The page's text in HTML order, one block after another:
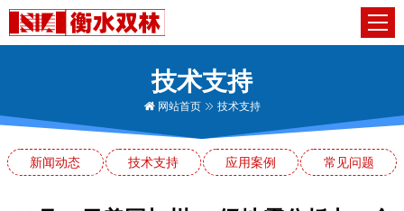
技术支持
网站首页 技术支持
新闻动态 技术支持 应用案例 常见问题